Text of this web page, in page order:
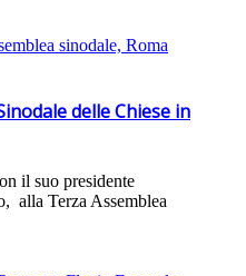
delle Chiese in
il suo presidente
alla Terza Assemblea